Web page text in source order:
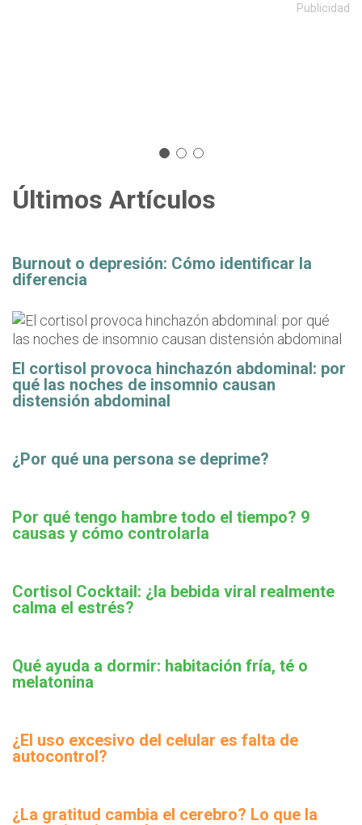
Publicidad
Últimos Artículos
Burnout o depresión: Cómo identificar la
diferencia
El cortisol provoca hinchazón abdominal: por
qué las noches de insomnio causan
distensión abdominal
¿Por qué una persona se deprime?
Por qué tengo hambre todo el tiempo? 9
causas y cómo controlarla
Cortisol Cocktail: ¿la bebida viral realmente
calma el estrés?
Qué ayuda a dormir: habitación fría, té o
melatonina
¿El uso excesivo del celular es falta de
autocontrol?
¿La gratitud cambia el cerebro? Lo que la